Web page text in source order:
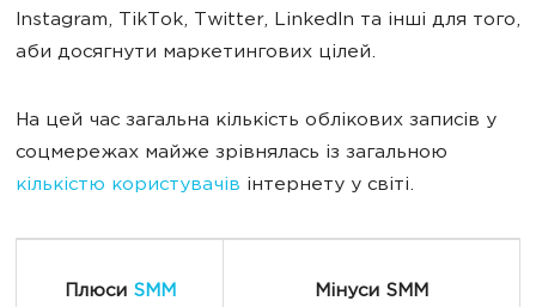
Instagram, TikTok, Twitter, LinkedIn та інші для того,
аби досягнути маркетингових цілей.
На цей час загальна кількість облікових записів у
соцмережах майже зрівнялась із загальною
кількістю користувачів інтернету у світі.
Плюси SMM Мінуси SMM